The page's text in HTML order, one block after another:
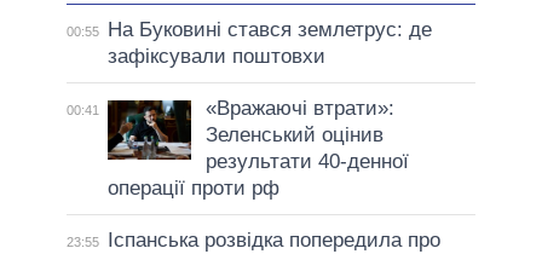
00:55
На Буковині стався землетрус: де
зафіксували поштовхи
00:41
«Вражаючі втрати»:
Зеленський оцінив
результати 40-денної
операції проти рф
23:55
Іспанська розвідка попередила про